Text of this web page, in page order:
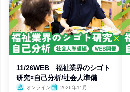
11/26WEB 福祉業界のシゴト
研究×自己分析/社会人準備
オンライン
2026年11月